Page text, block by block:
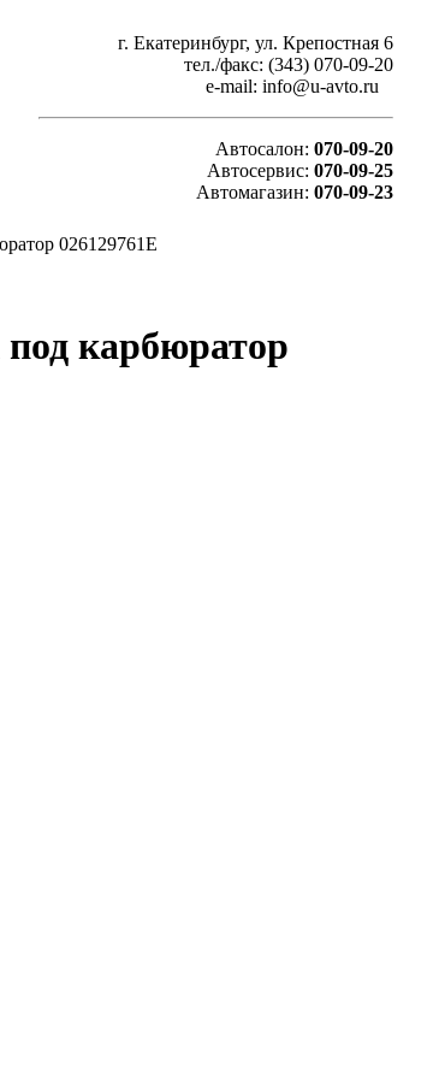
г. Екатеринбург, ул. Крепостная 6
тел./факс: (343) 070-09-20
e-mail: info@u-avto.ru
Автосалон: 070-09-20
Автосервис: 070-09-25
Автомагазин: 070-09-23
026129761E
карбюратор